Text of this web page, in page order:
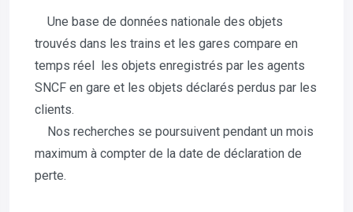
Une base de données nationale des objets
trouvés dans les trains et les gares compare en
temps réel les objets enregistrés par les agents
SNCF en gare et les objets déclarés perdus par les
clients.
Nos recherches se poursuivent pendant un mois
maximum à compter de la date de déclaration de
perte.